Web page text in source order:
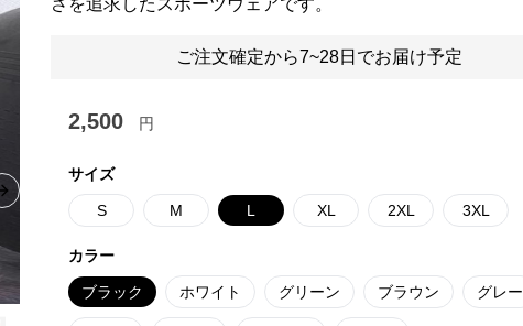
Next slide
さを追求したスポーツウェアです。
ご注文確定から7~28日でお届け予定
2,500 円
サイズ
S M L XL 2XL 3XL
カラー
ブラック ホワイト グリーン ブラウン グレー